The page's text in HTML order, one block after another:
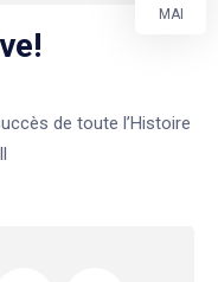
de toute l’Histoire
MAI